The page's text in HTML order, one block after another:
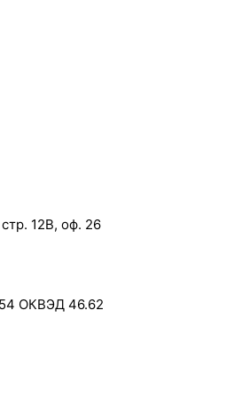
12В, оф. 26
ОКВЭД 46.62